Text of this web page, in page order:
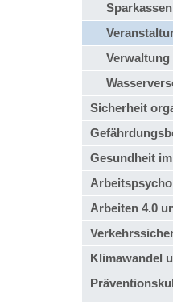
Sparkassen
Verwaltung
Sicherheit
Gesundheit
Arbeiten 4.0
Klimawandel